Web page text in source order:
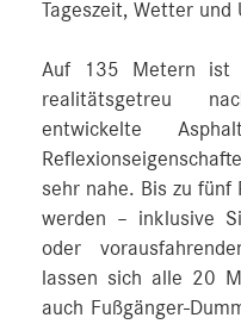
Tageszeit, Wetter und
Auf 135 Metern ist
realitätsgetreu
entwickelte
sehr nahe. Bis zu
werden – inklusive
oder
lassen sich alle 20
auch Fußgänger-